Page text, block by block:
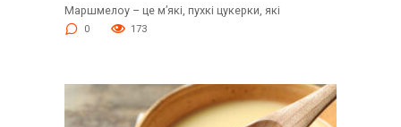
Маршмелоу – це м’які, пухкі цукерки, які
0 173